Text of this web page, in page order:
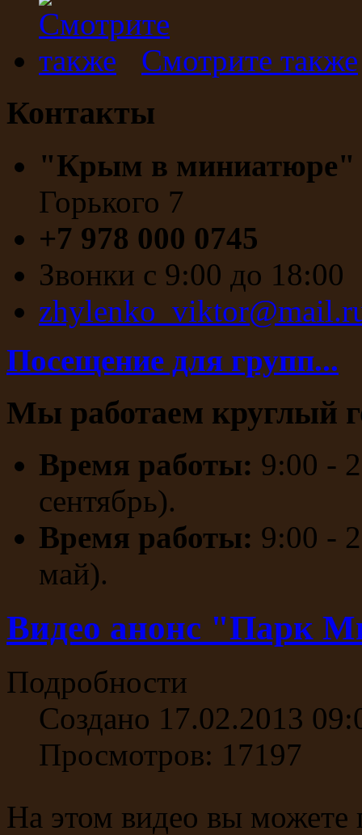
Смотрите также
Контакты
"Крым в
Горького 7
+7 978 000 0745
Звонки с 9:00 до 18:00
Посещение для групп...
Мы работаем круглый
Время работы: 9:00 -
сентябрь).
Время работы: 9:00 -
май).
Видео анонс "Парк
Подробности
Создано 17.02.2013
Просмотров: 17197
На этом видео вы можете